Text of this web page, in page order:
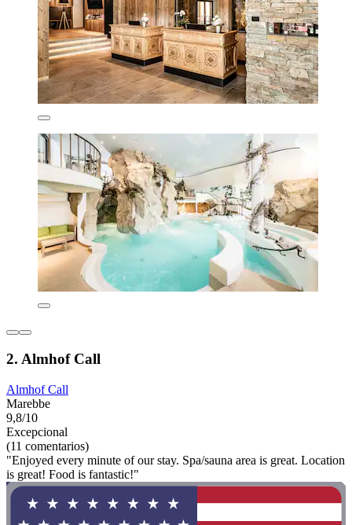
2. Almhof Call
Almhof Call
Marebbe
9,8/10
Excepcional
(11 comentarios)
"Enjoyed every minute of our stay. Spa/sauna area is great. Location
is great! Food is fantastic!"